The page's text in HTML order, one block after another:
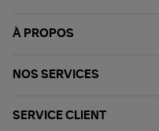
À PROPOS
NOS SERVICES
SERVICE CLIENT